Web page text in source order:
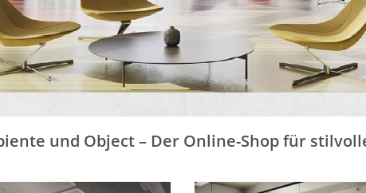
und Object – Der Online-Shop für